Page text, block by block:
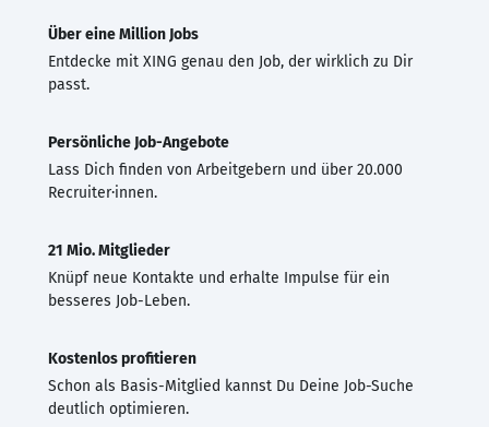
Über eine Million Jobs
Entdecke mit XING genau den Job, der wirklich zu Dir
passt.
Persönliche Job-Angebote
Lass Dich finden von Arbeitgebern und über 20.000
Recruiter·innen.
21 Mio. Mitglieder
Knüpf neue Kontakte und erhalte Impulse für ein
besseres Job-Leben.
Kostenlos profitieren
Schon als Basis-Mitglied kannst Du Deine Job-Suche
deutlich optimieren.